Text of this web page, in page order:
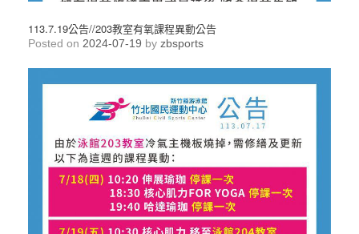
113.7.19公告//203教室有氧課程異動公告
Posted on 2024-07-19 by zbsports